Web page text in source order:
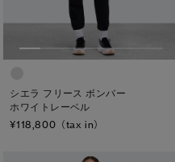
シエラ フリース ボンバー
ホワイトレーベル
¥118,800（tax in）